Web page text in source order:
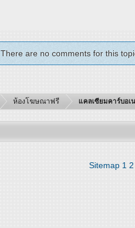
There are no comments for this
ห้องโฆษณาฟรี แคลเซียมคาร์บอเ
Sitemap 1 2